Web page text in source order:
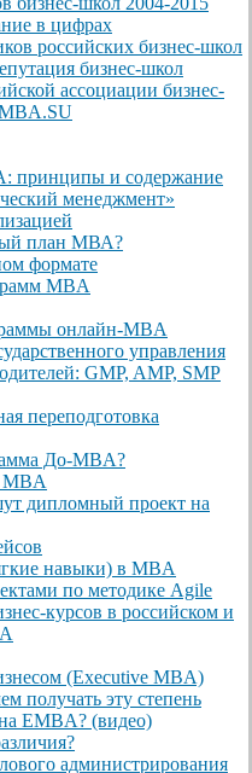
в цифрах
российских бизнес-школ
бизнес-школ
ассоциации бизнес-
принципы и содержание
менеджмент»
план МВА?
формате
MBA
онлайн-MBA
управления
GMP, AMP, SMP
переподготовка
До-MBA?
MBA
дипломный проект на
навыки) в MBA
по методике Agile
курсов в российском и
(Executive MBA)
получать эту степень
EMBA? (видео)
администрирования